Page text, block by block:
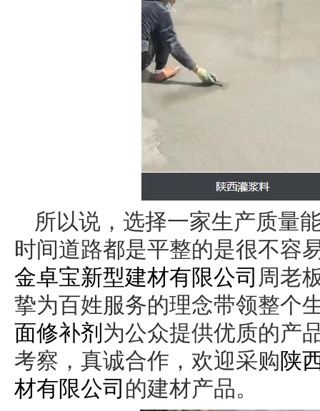
所以说，选择一家生产质量
时间道路都是平整的是很不容
金卓宝新型建材有限公司 周老
挚为百姓服务的理念带领整个
面修补剂 为公众提供优质的产
考察，真诚合作，欢迎采购陕
材有限公司 的建材产品。